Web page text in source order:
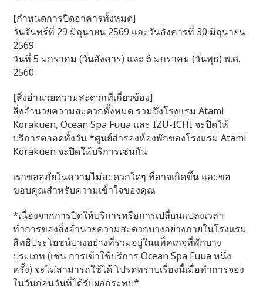
[กำหนดการปิดอาคารทั้งหมด]
วันจันทร์ที่ 29 มิถุนายน 2569 และวันอังคารที่ 30 มิถุนายน
2569
วันที่ 5 มกราคม (วันอังคาร) และ 6 มกราคม (วันพุธ) พ.ศ.
2560
[สิ่งอำนวยความสะดวกที่เกี่ยวข้อง]
สิ่งอำนวยความสะดวกทั้งหมด รวมถึงโรงแรม Atami
Korakuen, Ocean Spa Fuua และ IZU-ICHI จะปิดให้
บริการตลอดทั้งวัน *ศูนย์สำรองห้องพักของโรงแรม Atami
Korakuen จะปิดให้บริการเช่นกัน
เราขออภัยในความไม่สะดวกใดๆ ที่อาจเกิดขึ้น และขอ
ขอบคุณสำหรับความเข้าใจของคุณ
*เนื่องจากการปิดให้บริการหรือการเปลี่ยนแปลงเวลา
ทำการของสิ่งอำนวยความสะดวกบางอย่างภายในโรงแรม
สิทธิประโยชน์บางอย่างที่รวมอยู่ในแพ็คเกจที่พักบาง
ประเภท (เช่น การเข้าใช้บริการ Ocean Spa Fuua หนึ่ง
ครั้ง) จะไม่สามารถใช้ได้ โปรดทราบเรื่องนี้เมื่อทำการจอง
ในวันก่อนวันที่ได้รับผลกระทบ*